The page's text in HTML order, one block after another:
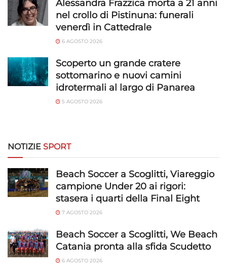
Alessandra Frazzica morta a 21 anni
nel crollo di Pistinuna: funerali
venerdì in Cattedrale
6 AGOSTO 2026
Scoperto un grande cratere
sottomarino e nuovi camini
idrotermali al largo di Panarea
5 AGOSTO 2026
NOTIZIE SPORT
Beach Soccer a Scoglitti, Viareggio
campione Under 20 ai rigori:
stasera i quarti della Final Eight
7 AGOSTO 2026
Beach Soccer a Scoglitti, We Beach
Catania pronta alla sfida Scudetto
6 AGOSTO 2026